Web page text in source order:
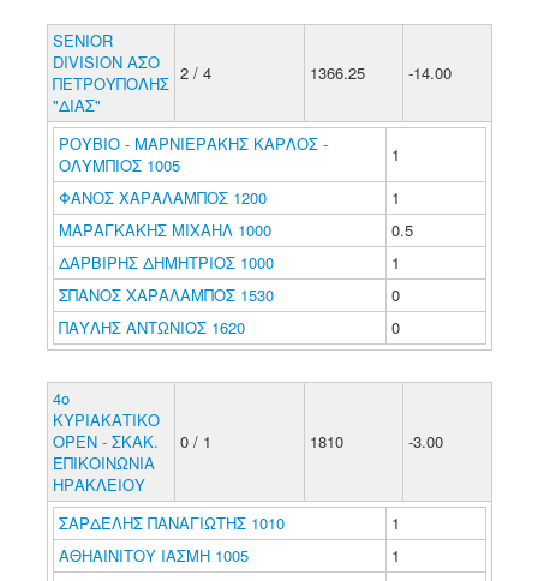
SENIOR
DIVISION ΑΣΟ
ΠΕΤΡΟΥΠΟΛΗΣ
"ΔΙΑΣ"
2 / 4 1366.25 -14.00
ΡΟΥΒΙΟ - ΜΑΡΝΙΕΡΑΚΗΣ ΚΑΡΛΟΣ -
ΟΛΥΜΠΙΟΣ 1005
1
ΦΑΝΟΣ ΧΑΡΑΛΑΜΠΟΣ 1200
1
ΜΑΡΑΓΚΑΚΗΣ ΜΙΧΑΗΛ 1000
0.5
ΔΑΡΒΙΡΗΣ ΔΗΜΗΤΡΙΟΣ 1000
1
ΣΠΑΝΟΣ ΧΑΡΑΛΑΜΠΟΣ 1530
0
ΠΑΥΛΗΣ ΑΝΤΩΝΙΟΣ 1620
0
4ο
ΚΥΡΙΑΚΑΤΙΚΟ
ΟΡΕΝ - ΣΚΑΚ.
ΕΠΙΚΟΙΝΩΝΙΑ
ΗΡΑΚΛΕΙΟΥ
0 / 1 1810 -3.00
ΣΑΡΔΕΛΗΣ ΠΑΝΑΓΙΩΤΗΣ 1010
1
ΑΘΗΑΙΝΙΤΟΥ ΙΑΣΜΗ 1005
1